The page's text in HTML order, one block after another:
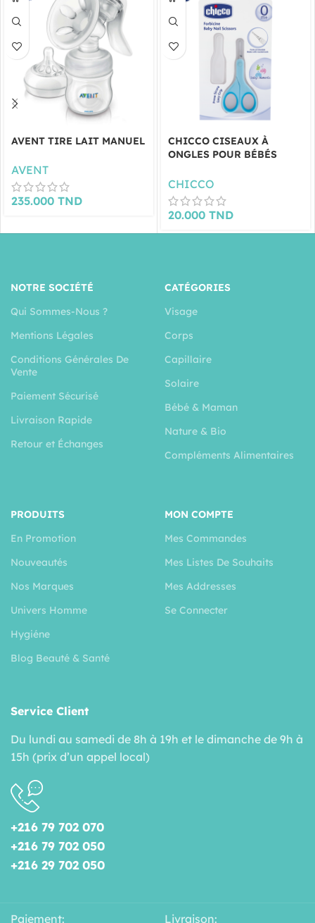
AVENT TIRE LAIT MANUEL
AVENT
235.000 TND
CHICCO CISEAUX À
ONGLES POUR BÉBÉS
CHICCO
20.000 TND
NOTRE SOCIÉTÉ
Qui Sommes-Nous ?
Mentions Légales
Conditions Générales De
Vente
Paiement Sécurisé
Livraison Rapide
Retour et Échanges
CATÉGORIES
Visage
Corps
Capillaire
Solaire
Bébé & Maman
Nature & Bio
Compléments Alimentaires
PRODUITS
En Promotion
Nouveautés
Nos Marques
Univers Homme
Hygiéne
Blog Beauté & Santé
MON COMPTE
Mes Commandes
Mes Listes De Souhaits
Mes Addresses
Se Connecter
Service Client
Du lundi au samedi de 8h à 19h et le dimanche de 9h à
15h (prix d’un appel local)
+216 79 702 070
+216 79 702 050
+216 29 702 050
Paiement: Livraison: